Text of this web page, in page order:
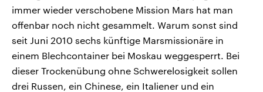
immer wieder verschobene Mission Mars hat man
offenbar noch nicht gesammelt. Warum sonst sind
seit Juni 2010 sechs künftige Marsmissionäre in
einem Blechcontainer bei Moskau weggesperrt. Bei
dieser Trockenübung ohne Schwerelosigkeit sollen
drei Russen, ein Chinese, ein Italiener und ein